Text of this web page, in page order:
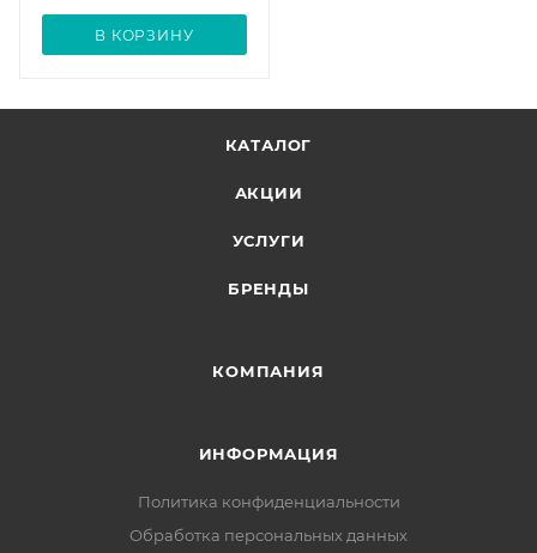
В КОРЗИНУ
КАТАЛОГ
АКЦИИ
УСЛУГИ
БРЕНДЫ
КОМПАНИЯ
ИНФОРМАЦИЯ
Политика конфиденциальности
Обработка персональных данных